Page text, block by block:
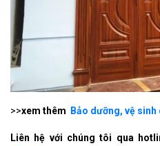
>>xem thêm Bảo dưỡng, vệ
Liên hệ với chúng tôi qua